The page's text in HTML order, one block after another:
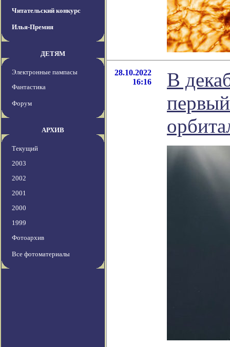
Читательский конкурс
Илья-Премия
ДЕТЯМ
Электронные пампасы
Фантастика
Форум
АРХИВ
Текущий
2003
2002
2001
2000
1999
Фотоархив
Все фотоматериалы
28.10.2022
16:16
В